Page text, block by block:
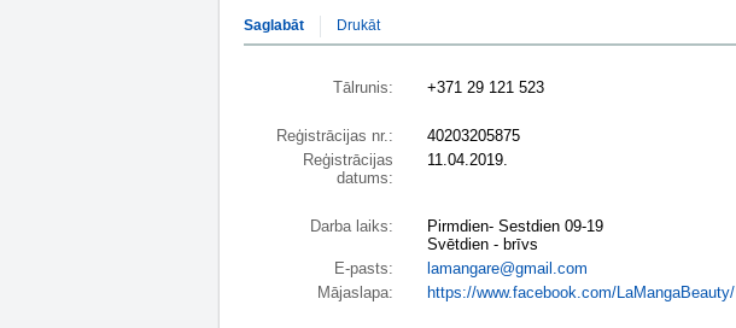
Saglabāt Drukāt
Tālrunis: +371 29 121 523
Reģistrācijas nr.:
40203205875
Reģistrācijas
datums:
11.04.2019.
Darba laiks:
Pirmdien- Sestdien 09-19
Svētdien - brīvs
E-pasts:
lamangare@gmail.com
Mājaslapa:
https://www.facebook.com/LaMangaBeauty/